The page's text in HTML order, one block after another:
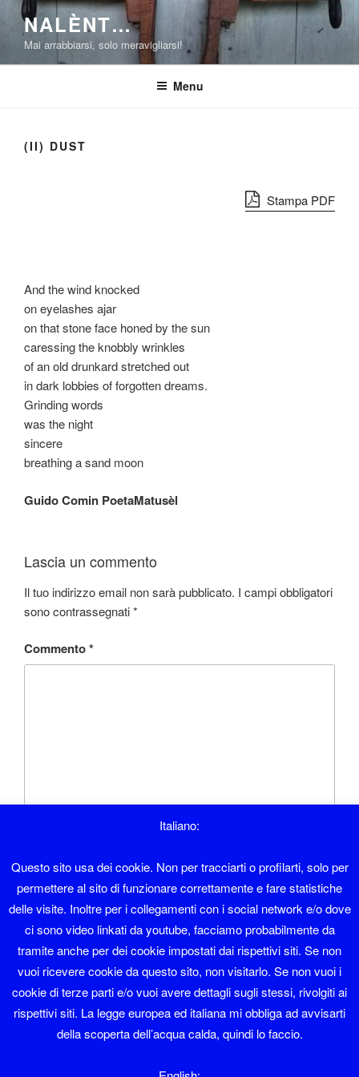
Salta
contenuto
NALÈNT…
Mai arrabbiarsi, solo meravigliarsi!
Menu
(II) DUST
Stampa PDF
And the wind knocked
on eyelashes ajar
on that stone face honed by the sun
caressing the knobbly wrinkles
of an old drunkard stretched out
in dark lobbies of forgotten dreams.
Grinding words
was the night
sincere
breathing a sand moon
Guido Comin PoetaMatusèl
Lascia un commento
Il tuo indirizzo email non sarà pubblicato. I campi obbligatori
sono contrassegnati*
Commento*
characters available
Email *
Italiano:
Questo sito usa dei cookie. Non per tracciarti o profilarti, solo per
permettere al sito di funzionare correttamente e fare statistiche
delle visite. Inoltre per i collegamenti con i social network e/o dove
ci sono video linkati da youtube, facciamo probabilmente da
tramite anche per dei cookie impostati dai rispettivi siti. Se non
vuoi ricevere cookie da questo sito, non visitarlo. Se non vuoi i
cookie di terze parti e/o vuoi avere dettagli sugli stessi, rivolgiti ai
rispettivi siti. La legge europea ed italiana mi obbliga ad avvisarti
della scoperta dell’acqua calda, quindi lo faccio.